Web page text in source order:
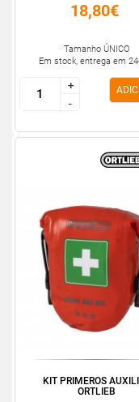
18,80€
Tamanho ÚNICO
Em stock, entrega em
+
-
+
-
KIT PRIMEROS
ORTLIEB